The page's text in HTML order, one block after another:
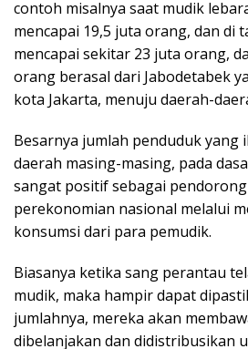
contoh misalnya saat mudik
mencapai 19,5 juta orang, dan di
mencapai sekitar 23 juta orang,
orang berasal dari Jabodetabek
kota Jakarta, menuju daerah-
Besarnya jumlah penduduk yang
daerah masing-masing, pada
sangat positif sebagai
perekonomian nasional melalui
konsumsi dari para pemudik.
Biasanya ketika sang perantau
mudik, maka hampir dapat
jumlahnya, mereka akan
dibelanjakan dan didistribusikan